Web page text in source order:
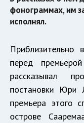
фонограммах, им
исполнял.
перед
рассказывал
постановки
премьера этого
острове